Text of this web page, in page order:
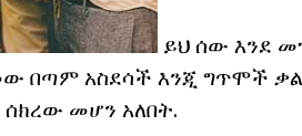
ይህ ሰው እንደ
በጣም አስደሳች እንጂ ግጥሞች
መሆን አለበት.